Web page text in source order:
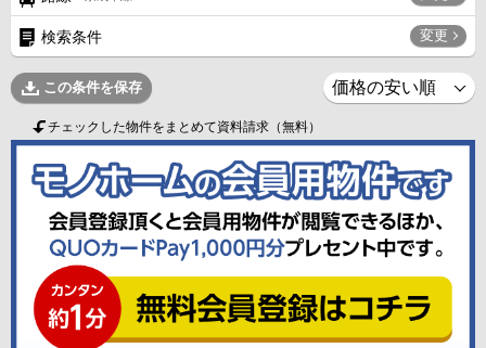
検索条件 変更
この条件を保存
チェックした物件をまとめて資料請求（無料）